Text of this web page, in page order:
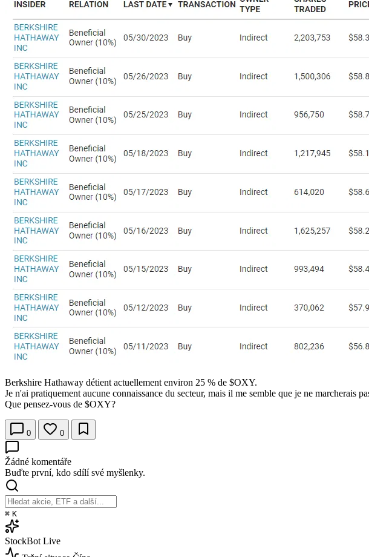
Berkshire Hathaway détient actuellement environ 25 % de $OXY.
Je n'ai pratiquement aucune connaissance du secteur, mais il me semble que je ne marcherais
Que pensez-vous de $OXY?
0 0
Žádné komentáře
Buďte první, kdo sdílí své myšlenky.
⌘ K
StockBot Live